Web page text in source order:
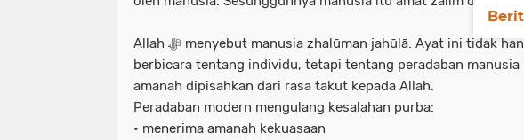
Allah ﷻ menyebut manusia zhalūman jahūlā. Ayat ini tidak hanya
berbicara tentang individu, tetapi tentang peradaban manusia
amanah dipisahkan dari rasa takut kepada Allah.
Peradaban modern mengulang kesalahan purba:
• menerima amanah kekuasaan